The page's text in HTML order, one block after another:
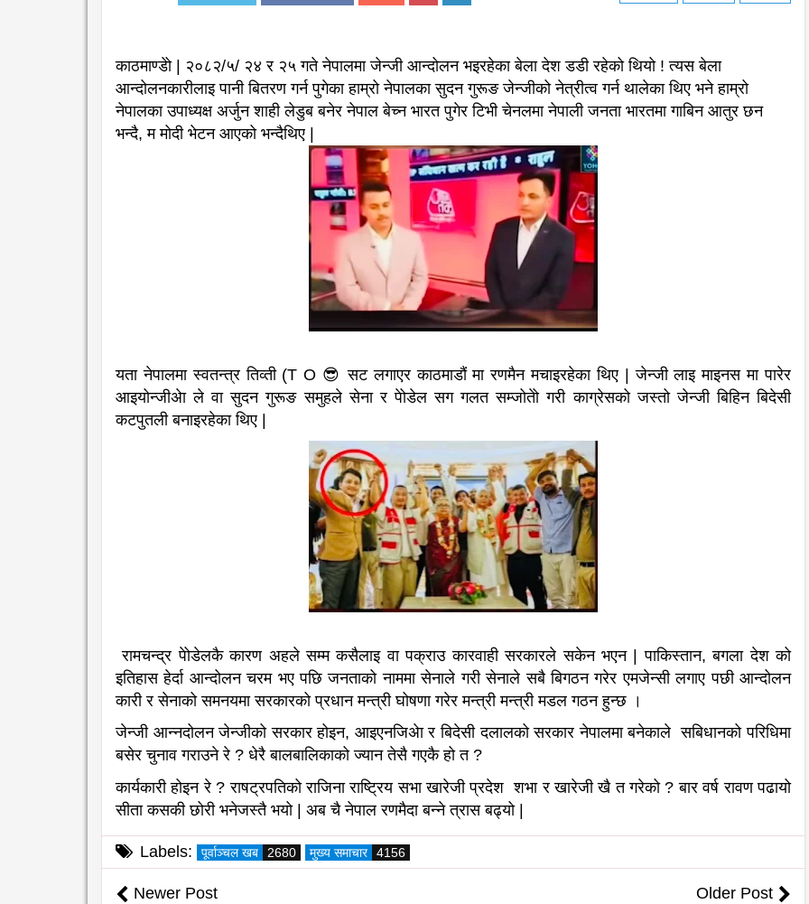
काठमाण्डेो | २०८२/५/ २४ र २५ गते नेपालमा जेन्जी आन्दोलन भइरहेका बेला देश डडी रहेको थियो ! त्यस बेला
आन्दोलनकारीलाइ पानी बितरण गर्न पुगेका हाम्रो नेपालका सुदन गुरूङ जेन्जीको नेत्रीत्व गर्न थालेका थिए भने हाम्रो
नेपालका उपाध्यक्ष अर्जुन शाही लेडुब बनेर नेपाल बेच्न भारत पुगेर टिभी चेनलमा नेपाली जनता भारतमा गाबिन आतुर छन
भन्दै, म मोदी भेटन आएको भन्दैथिए |
यता नेपालमा स्वतन्त्र तिव्ती (T O 😎 सट लगाएर काठमाडौं मा रणमैन मचाइरहेका थिए | जेन्जी लाइ माइनस मा पारेर
आइयोन्जीअेा ले वा सुदन गुरूङ समुहले सेना र पेोडेल सग गलत सम्जोतेो गरी काग्रेसको जस्तो जेन्जी बिहिन बिदेसी
कटपुतली बनाइरहेका थिए |
रामचन्द्र पेोडेलकै कारण अहले सम्म कसैलाइ वा पक्राउ कारवाही सरकारले सकेन भएन | पाकिस्तान, बगला देश को
इतिहास हेर्दा आन्दोलन चरम भए पछि जनताको नाममा सेनाले गरी सेनाले सबै बिगठन गरेर एमजेन्सी लगाए पछी आन्दोलन
कारी र सेनाको समनयमा सरकारको प्रधान मन्त्री घोषणा गरेर मन्त्री मन्त्री मडल गठन हुन्छ ।
जेन्जी आन्नदोलन जेन्जीको सरकार होइन, आइएनजिअेा र बिदेसी दलालको सरकार नेपालमा बनेकाले सबिधानको परिधिमा
बसेर चुनाव गराउने रे ? धेरै बालबालिकाको ज्यान तेसै गएकै हो त ?
कार्यकारी होइन रे ? राषट्रपतिको राजिना राष्ट्रिय सभा खारेजी प्रदेश शभा र खारेजी खै त गरेको ? बार वर्ष रावण पढायो
सीता कसकी छोरी भनेजस्तै भयो | अब चै नेपाल रणमैदा बन्ने त्रास बढ्यो |
Labels: पूर्वाञ्चल खब 2680 मुख्य समाचार 4156
Newer Post
Older Post